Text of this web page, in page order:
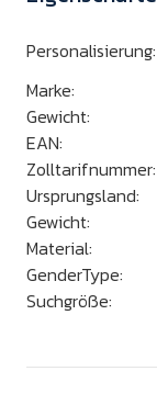
Personalisierung:
Marke:
Gewicht:
EAN:
Zolltarifnummer:
Ursprungsland:
Gewicht:
Material:
GenderType:
Suchgröße: